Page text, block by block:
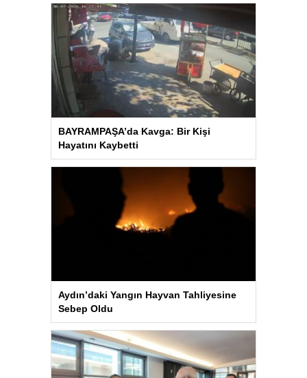
BAYRAMPAŞA’da Kavga: Bir Kişi
Hayatını Kaybetti
Aydın’daki Yangın Hayvan Tahliyesine
Sebep Oldu